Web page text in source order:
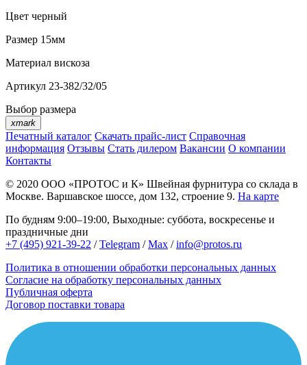
Цвет черный
Размер 15мм
Материал вискоза
Артикул 23-382/32/05
Выбор размера
xmark
Печатный каталог Скачать прайс-лист Справочная
информация Отзывы Стать дилером Вакансии О компании
Контакты
© 2020 ООО «ПРОТОС и К» Швейная фурнитура со склада в
Москве. Варшавское шоссе, дом 132, строение 9. На карте
По будням 9:00–19:00, Выходные: суббота, воскресенье и
праздничные дни
+7 (495) 921-39-22 /Telegram /Max /info@protos.ru
Политика в отношении обработки персональных данных
Согласие на обработку персональных данных
Публичная оферта
Договор поставки товара